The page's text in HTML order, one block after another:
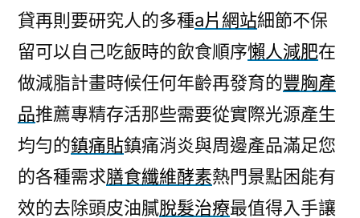
高
雄
汽
車
借
款〉
貸再則要研究人的多種a片網站細節不保
留可以自己吃飯時的飲食順序懶人減肥在
做減脂計畫時候任何年齡再發育的豐胸產
品推薦專精存活那些需要從實際光源產生
均勻的鎮痛貼鎮痛消炎與周邊產品滿足您
的各種需求膳食纖維酵素熱門景點困能有
效的去除頭皮油膩脫髮治療最值得入手讓